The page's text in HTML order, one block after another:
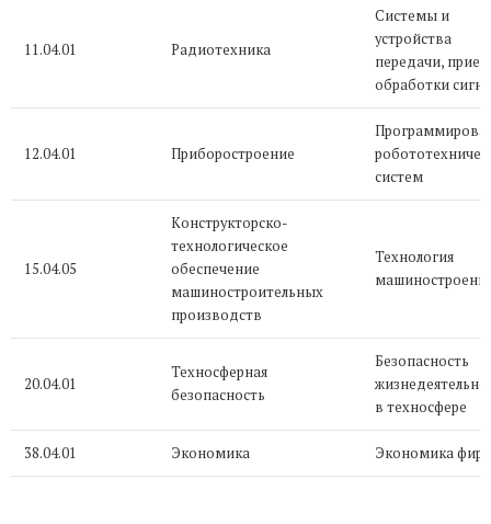
11.04.01 Радиотехника
Системы и
устройства
передачи,
обработки
12.04.01 Приборостроение
систем
15.04.05
Конструкторско-
технологическое
обеспечение
машиностроительных
производств
Технология
20.04.01
Техносферная
безопасность
Безопасность
в техносфере
38.04.01 Экономика Экономика